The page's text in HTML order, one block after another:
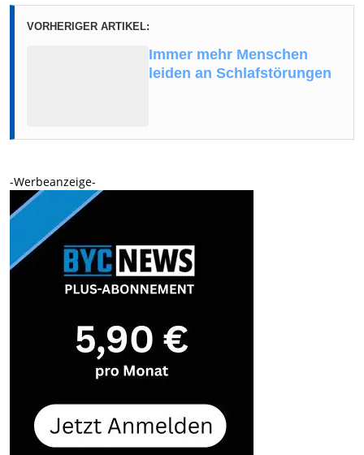
VORHERIGER ARTIKEL:
Immer mehr Menschen
leiden an Schlafstörungen
-Werbeanzeige-